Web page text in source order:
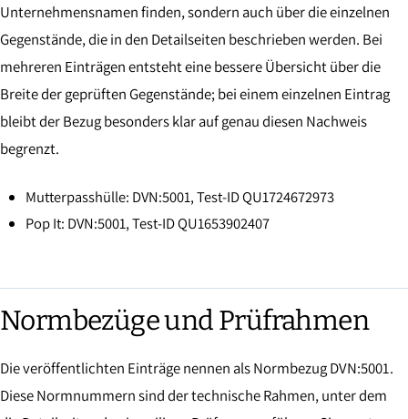
Unternehmensnamen finden, sondern auch über die einzelnen
Gegenstände, die in den Detailseiten beschrieben werden. Bei
mehreren Einträgen entsteht eine bessere Übersicht über die
Breite der geprüften Gegenstände; bei einem einzelnen Eintrag
bleibt der Bezug besonders klar auf genau diesen Nachweis
begrenzt.
Mutterpasshülle: DVN:5001, Test-ID QU1724672973
Pop It: DVN:5001, Test-ID QU1653902407
Normbezüge und Prüfrahmen
Die veröffentlichten Einträge nennen als Normbezug DVN:5001.
Diese Normnummern sind der technische Rahmen, unter dem